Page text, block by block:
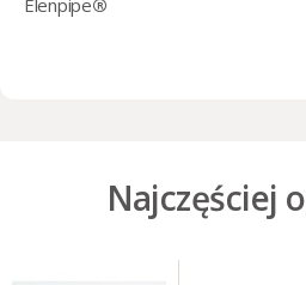
Elenpipe®
Najczęściej